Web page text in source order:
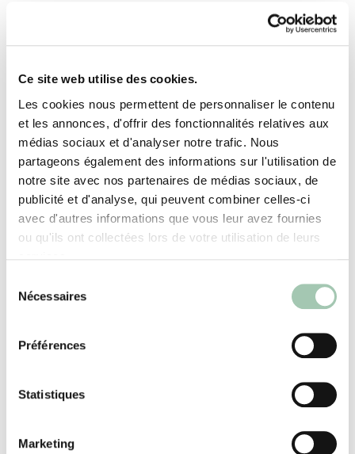
Ce site web utilise des cookies.
Les cookies nous permettent de personnaliser le contenu
et les annonces, d'offrir des fonctionnalités relatives aux
médias sociaux et d'analyser notre trafic. Nous
partageons également des informations sur l'utilisation de
notre site avec nos partenaires de médias sociaux, de
publicité et d'analyse, qui peuvent combiner celles-ci
avec d'autres informations que vous leur avez fournies
ou qu'ils ont collectées lors de votre utilisation de leurs
Nécessaires
Préférences
Statistiques
Marketing
été conçue pour ranger distinctement les bijoux.
Des étagères qui vont du sol au plafond avec des
fonction : bottes, bottines, baskets… Pour le
conjoint d’Isaure, un espace penderie restreint
mais davantage de niches pour les t-shirts, un
range-pantalons rétractable, descasiers avec
panierspour dissimuler le matériel de sport…
Cet agencement qui s’étend sur une cloison
murale entière apporte beaucoup de
personnalité à la chambre et un espace de
rangement enfin optimisé.
Découvrez nos autres solutions
chambre et tête de lit